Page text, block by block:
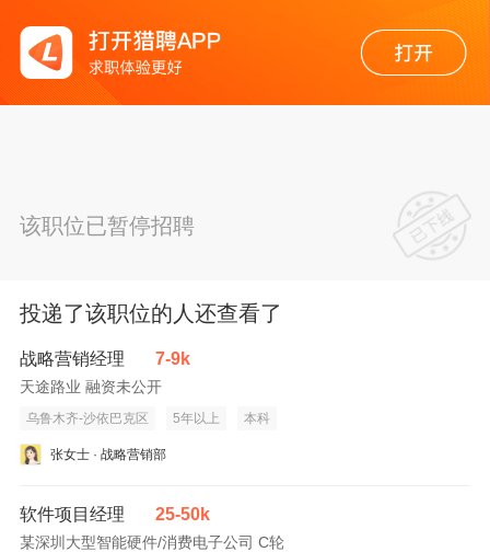
该职位已暂停招聘
投递了该职位的人还查看了
战略营销经理 7-9k
天途路业 融资未公开
乌鲁木齐-沙依巴克区 5年以上 本科
张女士 · 战略营销部
软件项目经理 25-50k
某深圳大型智能硬件/消费电子公司 C轮